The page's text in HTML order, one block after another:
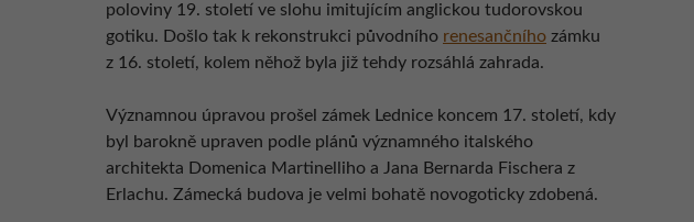
poloviny 19. století ve slohu imitujícím anglickou tudorovskou
gotiku. Došlo tak k rekonstrukci původního renesančního zámku
z 16. století, kolem něhož byla již tehdy rozsáhlá zahrada.
Významnou úpravou prošel zámek Lednice koncem 17. století, kdy
byl barokně upraven podle plánů významného italského
architekta Domenica Martinelliho a Jana Bernarda Fischera z
Erlachu. Zámecká budova je velmi bohatě novogoticky zdobená.